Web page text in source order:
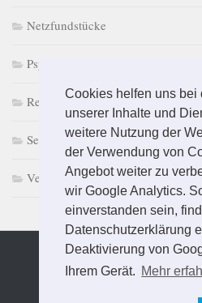
Cookies helfen uns bei
unserer Inhalte und
weitere Nutzung der
der Verwendung von
Angebot weiter zu
wir Google Analytics.
einverstanden sein,
Datenschutzerklärung
Deaktivierung von
Ihrem Gerät. Mehr
Netzfundstücke
PsychoPuzzle
Retro macht Laune
Selbst & Ständig
Vermischtes